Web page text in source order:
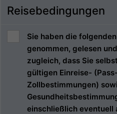
Reisebedingungen
Sie haben die
genommen, gelesen
zugleich, dass Sie
gültigen Einreise-
Zollbestimmungen)
einschließlich eventuell